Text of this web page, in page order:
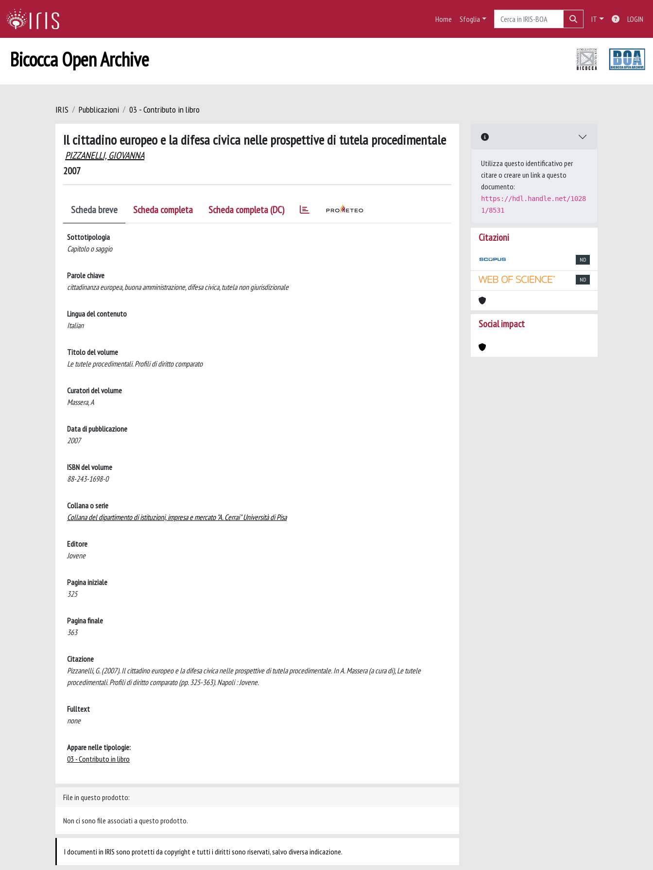
Home Sfoglia IT LOGIN
Bicocca Open Archive
IRIS Pubblicazioni 03 - Contributo in libro
Il cittadino europeo e la difesa civica nelle prospettive di tutela procedimentale
PIZZANELLI, GIOVANNA
2007
Scheda breve Scheda completa Scheda completa (DC)
Sottotipologia
Capitolo o saggio
Parole chiave
cittadinanza europea, buona amministrazione, difesa civica, tutela non giurisdizionale
Lingua del contenuto
Italian
Titolo del volume
Le tutele procedimentali. Profili di diritto comparato
Curatori del volume
Massera, A
Data di pubblicazione
2007
ISBN del volume
88-243-1698-0
Collana o serie
Collana del dipartimento di istituzioni, impresa e mercato "A. Cerrai" Università di Pisa
Editore
Jovene
Pagina iniziale
325
Pagina finale
363
Citazione
Pizzanelli, G. (2007). Il cittadino europeo e la difesa civica nelle prospettive di tutela procedimentale. In A. Massera (a cura di), Le tutele
procedimentali. Profili di diritto comparato (pp. 325-363). Napoli : Jovene.
Fulltext
none
Appare nelle tipologie:
03 - Contributo in libro
File in questo prodotto:
Non ci sono file associati a questo prodotto.
I documenti in IRIS sono protetti da copyright e tutti i diritti sono riservati, salvo diversa indicazione.
Utilizza questo identificativo per
citare o creare un link a questo
documento:
https://hdl.handle.net/1028
1/8531
Citazioni
ND
ND
Social impact